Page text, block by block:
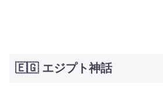
🇪🇬 エジプト神話